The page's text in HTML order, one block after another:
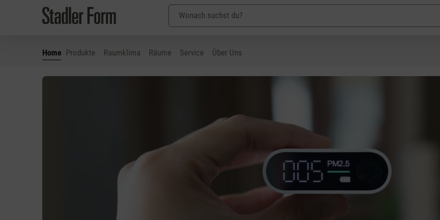
Hauptinhalt springen
Zur Suche springen
Zur Hauptnavigation springen
Home Produkte Raumklima Räume Service Über Uns